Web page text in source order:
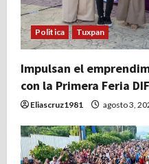
Politica Tuxpan
Impulsan el
con la Primera Feria
Eliascruz1981 agosto 3,